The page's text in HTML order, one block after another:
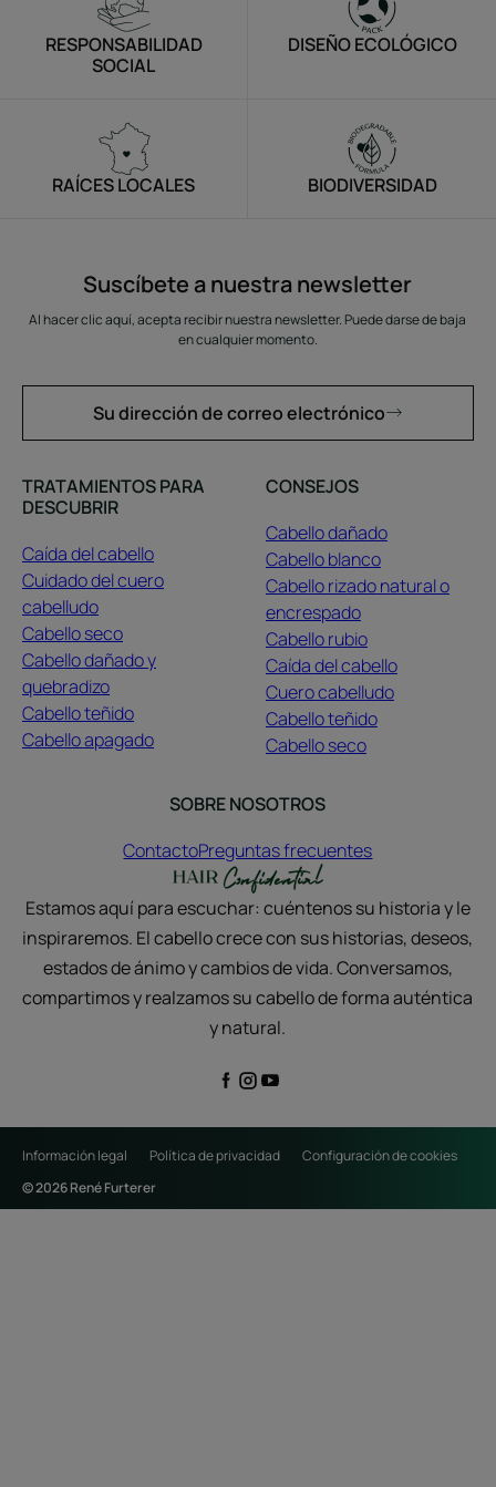
RESPONSABILIDAD
SOCIAL
DISEÑO ECOLÓGICO
RAÍCES LOCALES BIODIVERSIDAD
Suscíbete a nuestra newsletter
Al hacer clic aquí, acepta recibir nuestra newsletter. Puede darse de baja
en cualquier momento.
Su dirección de correo electrónico
TRATAMIENTOS PARA
DESCUBRIR
Caída del cabello
Cuidado del cuero
cabelludo
Cabello seco
Cabello dañado y
quebradizo
Cabello teñido
Cabello apagado
CONSEJOS
Cabello dañado
Cabello blanco
Cabello rizado natural o
encrespado
Cabello rubio
Caída del cabello
Cuero cabelludo
Cabello teñido
Cabello seco
SOBRE NOSOTROS
ContactoPreguntas frecuentes
Estamos aquí para escuchar: cuéntenos su historia y le
inspiraremos. El cabello crece con sus historias, deseos,
estados de ánimo y cambios de vida. Conversamos,
compartimos y realzamos su cabello de forma auténtica
y natural.
Información legal Política de privacidad
Configuración de cookies
© 2026 René Furterer